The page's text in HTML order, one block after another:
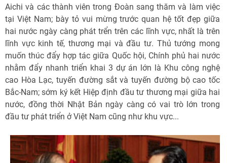
Aichi và các thành viên trong Đoàn sang thăm và làm việc
tại Việt Nam; bày tỏ vui mừng trước quan hệ tốt đẹp giữa
hai nước ngày càng phát trển trên các lĩnh vực, nhất là trên
lĩnh vực kinh tế, thương mại và đầu tư. Thủ tướng mong
muốn thúc đẩy hợp tác giữa Quốc hội, Chính phủ hai nước
nhằm đẩy nhanh triển khai 3 dự án lớn là Khu công nghệ
cao Hòa Lạc, tuyến đường sắt và tuyến đường bộ cao tốc
Bắc-Nam; sớm ký kết Hiệp định đầu tư thương mại giữa hai
nước, đồng thời Nhật Bản ngày càng có vai trò lớn trong
đầu tư phát triển ở Việt Nam cũng như khu vực...